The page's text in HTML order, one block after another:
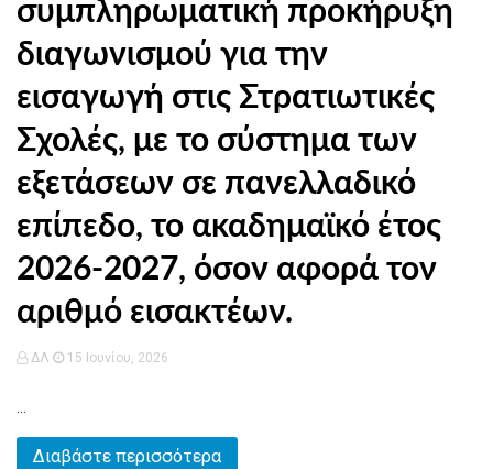
συμπληρωματική προκήρυξη
διαγωνισμού για την
εισαγωγή στις Στρατιωτικές
Σχολές, με το σύστημα των
εξετάσεων σε πανελλαδικό
επίπεδο, το ακαδημαϊκό έτος
2026-2027, όσον αφορά τον
αριθμό εισακτέων.
ΔΛ 15 Ιουνίου, 2026
...
Διαβάστε περισσότερα